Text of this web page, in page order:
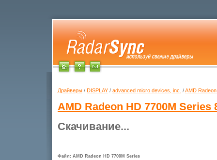
Драйверы / DISPLAY / advanced micro devices, inc. /AMD
AMD Radeon HD 7700M Series
Скачивание...
Файл: AMD Radeon HD 7700M Series